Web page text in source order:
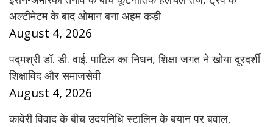
अल्टीमेटम के बाद ओमान बना अहम कड़ी
August 4, 2026
पद्मश्री डॉ. डी. वाई. पाटिल का निधन, शिक्षा जगत ने खोया दूरदर्शी
शिक्षाविद और समाजसेवी
August 4, 2026
कावेरी विवाद के बीच उदयनिधि स्टालिन के बयान पर बवाल,